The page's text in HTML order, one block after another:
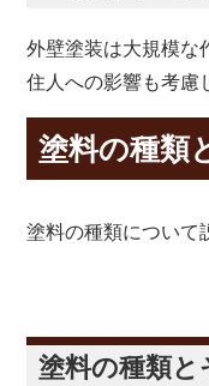
外壁塗装は大規模な
住人への影響も考慮
塗料の種類
塗料の種類について
塗料の種類と